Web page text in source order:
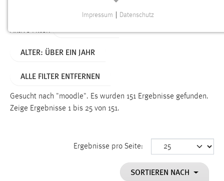
Aktive Filter:
ALTER: ÜBER EIN JAHR
ALLE FILTER ENTFERNEN
Gesucht nach "moodle". Es wurden 151 Ergebnisse gefunden.
Zeige Ergebnisse 1 bis 25 von 151.
Ergebnisse pro Seite:
SORTIEREN NACH
Funktionen und sind für die einwandfreie Funktion der
Name:
Dieser Cookie speichert die ausgewählten Einverständnis-
Impressum Datenschutz